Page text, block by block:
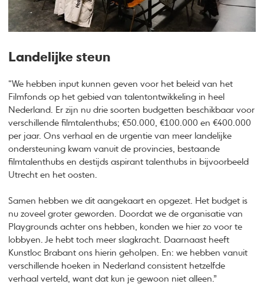
Landelijke steun
“We hebben input kunnen geven voor het beleid van het
Filmfonds op het gebied van talentontwikkeling in heel
Nederland. Er zijn nu drie soorten budgetten beschikbaar voor
verschillende filmtalenthubs; €50.000, €100.000 en €400.000
per jaar. Ons verhaal en de urgentie van meer landelijke
ondersteuning kwam vanuit de provincies, bestaande
filmtalenthubs en destijds aspirant talenthubs in bijvoorbeeld
Utrecht en het oosten.
Samen hebben we dit aangekaart en opgezet. Het budget is
nu zoveel groter geworden. Doordat we de organisatie van
Playgrounds achter ons hebben, konden we hier zo voor te
lobbyen. Je hebt toch meer slagkracht. Daarnaast heeft
Kunstloc Brabant ons hierin geholpen. En: we hebben vanuit
verschillende hoeken in Nederland consistent hetzelfde
verhaal verteld, want dat kun je gewoon niet alleen.”